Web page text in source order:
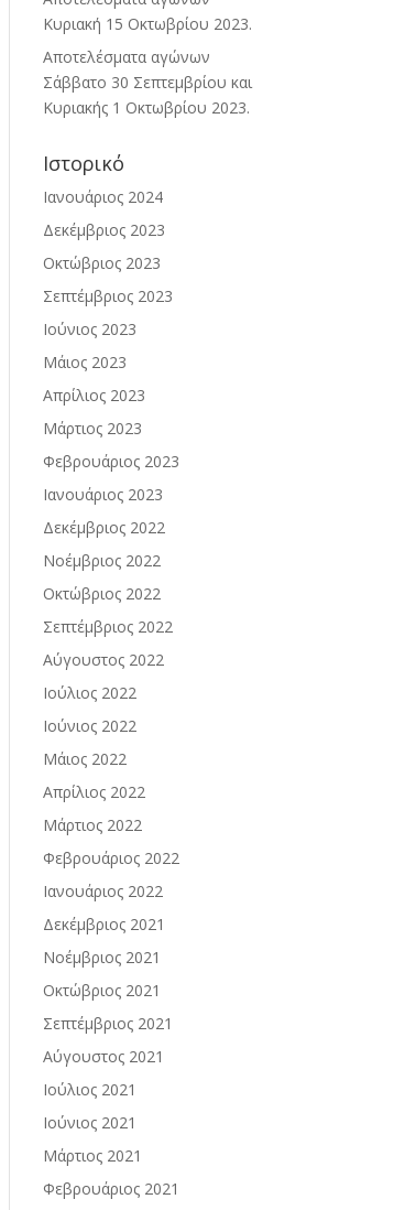
Κυριακή 15 Οκτωβρίου 2023.
Αποτελέσματα αγώνων
Σάββατο 30 Σεπτεμβρίου και
Κυριακής 1 Οκτωβρίου 2023.
Ιστορικό
Ιανουάριος 2024
Δεκέμβριος 2023
Οκτώβριος 2023
Σεπτέμβριος 2023
Ιούνιος 2023
Μάιος 2023
Απρίλιος 2023
Μάρτιος 2023
Φεβρουάριος 2023
Ιανουάριος 2023
Δεκέμβριος 2022
Νοέμβριος 2022
Οκτώβριος 2022
Σεπτέμβριος 2022
Αύγουστος 2022
Ιούλιος 2022
Ιούνιος 2022
Μάιος 2022
Απρίλιος 2022
Μάρτιος 2022
Φεβρουάριος 2022
Ιανουάριος 2022
Δεκέμβριος 2021
Νοέμβριος 2021
Οκτώβριος 2021
Σεπτέμβριος 2021
Αύγουστος 2021
Ιούλιος 2021
Ιούνιος 2021
Μάρτιος 2021
Φεβρουάριος 2021